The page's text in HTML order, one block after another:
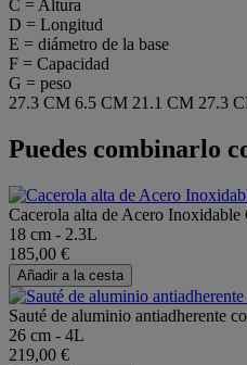
C = Altura
D = Longitud
E = diámetro de la base
F = Capacidad
G = peso
27.3 CM 6.5 CM 21.1 CM 27.3
Puedes combinarlo
Cacerola alta de Acero Inoxidable
18 cm - 2.3L
185,00 €
Añadir a la cesta
Sauté de aluminio antiadherente
26 cm - 4L
219,00 €